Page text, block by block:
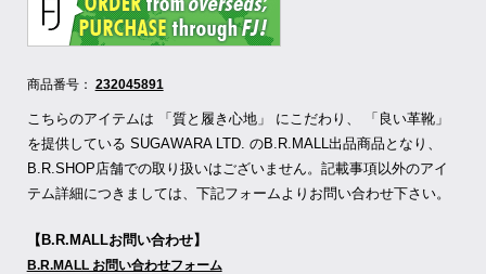
商品番号： 232045891
こちらのアイテムは 「質と履き心地」 にこだわり、 「良い革靴」
を提供している SUGAWARA LTD. のB.R.MALL出品商品となり、
B.R.SHOP店舗での取り扱いはございません。記載事項以外のアイ
テム詳細につきましては、下記フォームよりお問い合わせ下さい。
【B.R.MALLお問い合わせ】
B.R.MALL お問い合わせフォーム